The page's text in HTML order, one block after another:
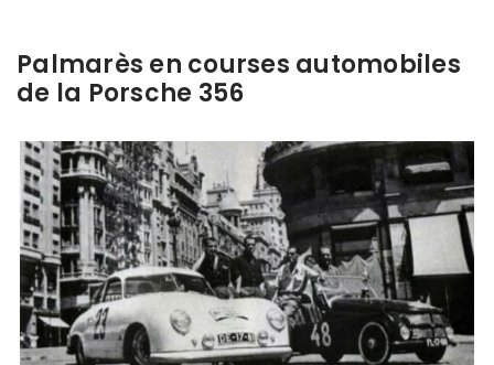
Palmarès en courses automobiles
de la Porsche 356